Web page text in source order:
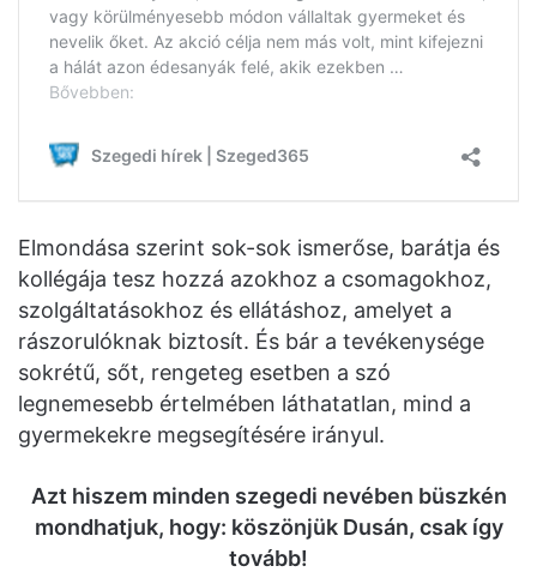
Elmondása szerint sok-sok ismerőse, barátja és
kollégája tesz hozzá azokhoz a csomagokhoz,
szolgáltatásokhoz és ellátáshoz, amelyet a
rászorulóknak biztosít. És bár a tevékenysége
sokrétű, sőt, rengeteg esetben a szó
legnemesebb értelmében láthatatlan, mind a
gyermekekre megsegítésére irányul.
Azt hiszem minden szegedi nevében büszkén
mondhatjuk, hogy: köszönjük Dusán, csak így
tovább!